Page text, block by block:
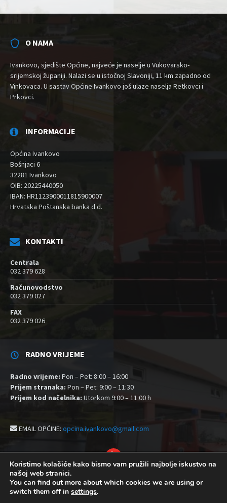
O NAMA
Ivankovo, sjedište Općine, najveće je naselje u Vukovarsko-
srijemskoj županiji. Nalazi se u istočnoj Slavoniji, 11 km zapadno od
Vinkovaca. U sastav Općine Ivankovo još ulaze naselja Retkovci i
Prkovci.
INFORMACIJE
Općina Ivankovo
Bošnjaci 6
32281 Ivankovo
OIB: 20225440050
IBAN: HR1123900011815900007
Hrvatska Poštanska banka d.d.
KONTAKTI
Centrala
032 379 628
Računovodstvo
032 379 027
FAX
032 379 026
RADNO VRIJEME
Radno vrijeme: Pon – Pet: 8:00 – 16:00
Prijem stranaka: Pon – Pet: 9:00 – 11:30
Prijem kod načelnika: Utorkom 9:00 – 11:00 h
EMAIL OPĆINE: opcina.ivankovo@gmail.com
YouTube
Izjava o pristupačnosti
Postavke kolačića
Koristimo kolačiće kako bismo vam pružili najbolje iskustvo na
našoj web stranici.
You can find out more about which cookies we are using or
switch them off in settings.